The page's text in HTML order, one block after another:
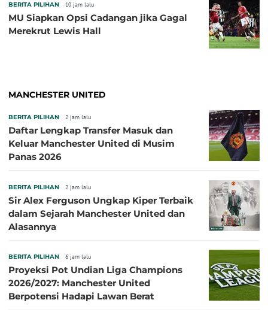
BERITA PILIHAN 10 jam lalu
MU Siapkan Opsi Cadangan jika Gagal
Merekrut Lewis Hall
MANCHESTER UNITED
BERITA PILIHAN 2 jam lalu
Daftar Lengkap Transfer Masuk dan
Keluar Manchester United di Musim
Panas 2026
BERITA PILIHAN 2 jam lalu
Sir Alex Ferguson Ungkap Kiper Terbaik
dalam Sejarah Manchester United dan
Alasannya
BERITA PILIHAN 6 jam lalu
Proyeksi Pot Undian Liga Champions
2026/2027: Manchester United
Berpotensi Hadapi Lawan Berat